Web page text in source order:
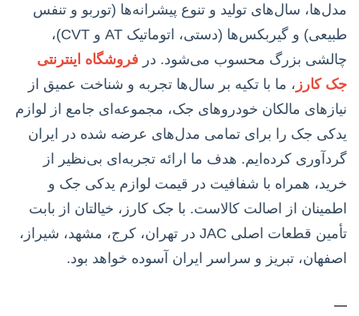
مدل‌ها، سال‌های تولید و تنوع پیشرانه‌ها (توربو و تنفس
طبیعی) و گیربکس‌ها (دستی، اتوماتیک AT و CVT)،
چالشی بزرگ محسوب می‌شود. در فروشگاه اینترنتی
جک کارز ، ما با تکیه بر سال‌ها تجربه و شناخت عمیق از
نیازهای مالکان خودروهای جک، مجموعه‌ای جامع از لوازم
یدکی جک را برای تمامی مدل‌های عرضه شده در ایران
گردآوری کرده‌ایم. هدف ما ارائه تجربه‌ای بی‌نظیر از
خرید، همراه با شفافیت در قیمت لوازم یدکی جک و
اطمینان از اصالت کالاست. با جک کارز، خیالتان از بابت
تأمین قطعات اصلی JAC در تهران، کرج، مشهد، شیراز،
اصفهان، تبریز و سراسر ایران آسوده خواهد بود.
—